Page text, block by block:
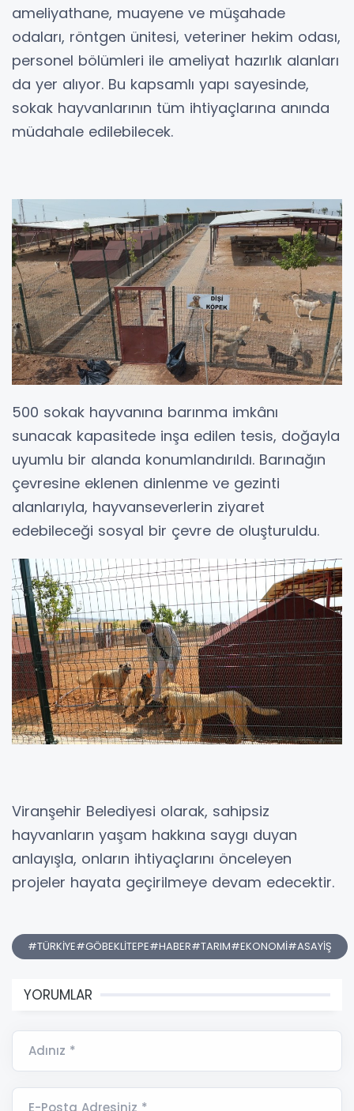
ameliyathane, muayene ve müşahade
odaları, röntgen ünitesi, veteriner hekim odası,
personel bölümleri ile ameliyat hazırlık alanları
da yer alıyor. Bu kapsamlı yapı sayesinde,
sokak hayvanlarının tüm ihtiyaçlarına anında
müdahale edilebilecek.
500 sokak hayvanına barınma imkânı
sunacak kapasitede inşa edilen tesis, doğayla
uyumlu bir alanda konumlandırıldı. Barınağın
çevresine eklenen dinlenme ve gezinti
alanlarıyla, hayvanseverlerin ziyaret
edebileceği sosyal bir çevre de oluşturuldu.
Viranşehir Belediyesi olarak, sahipsiz
hayvanların yaşam hakkına saygı duyan
anlayışla, onların ihtiyaçlarını önceleyen
projeler hayata geçirilmeye devam edecektir.
#TÜRKİYE#GÖBEKLİTEPE#HABER#TARIM#EKONOMİ#ASAYİŞ
YORUMLAR
Adınız *
E-Posta Adresiniz *